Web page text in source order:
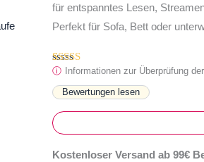
für entspanntes Lesen,
Perfekt für Sofa, Bett oder
Bewertet mit
5.00von 5,
basierend
1
Kundenbewertung
ⓘ Informationen zur Überprüfung
Kostenloser Versand ab 99€